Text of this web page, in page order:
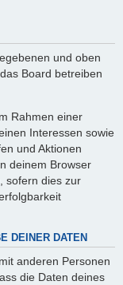
und oben
Board betreiben
Rahmen einer
Interessen sowie
und Aktionen
deinem Browser
sofern dies zur
DEINER DATEN
anderen Personen
die Daten deines